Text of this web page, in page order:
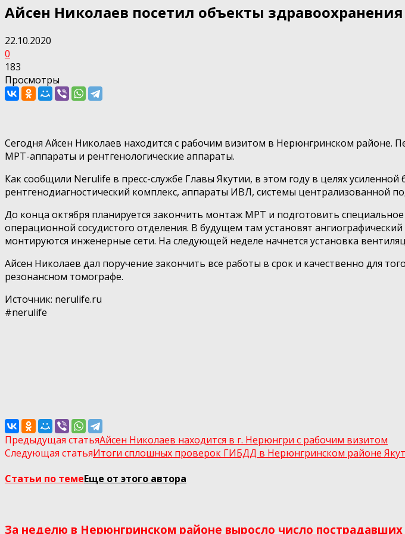
Айсен Николаев посетил объекты
22.10.2020
0
183
Просмотры
Сегодня Айсен Николаев находится с рабочим визитом в Нерюнгринском
МРТ-аппараты и рентгенологические аппараты.
Как сообщили Nerulife в пресс-службе Главы Якутии, в этом году в целях
рентгенодиагностический комплекс, аппараты ИВЛ, системы централизованной
До конца октября планируется закончить монтаж МРТ и подготовить
операционной сосудистого отделения. В будущем там установят
монтируются инженерные сети. На следующей неделе начнется установка
Айсен Николаев дал поручение закончить все работы в срок и качественно для
резонансном томографе.
Источник: nerulife.ru
#nerulife
Предыдущая статьяАйсен Николаев находится в г. Нерюнгри с рабочим визитом
Следующая статьяИтоги сплошных проверок ГИБДД в Нерюнгринском районе
Статьи по темеЕще от этого автора
За неделю в Нерюнгринском районе выросло число